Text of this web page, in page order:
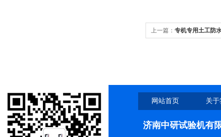
上一篇： 专机专用土工防
网站首页 关
济南中研试验机有